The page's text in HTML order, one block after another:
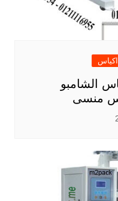
الشامبو